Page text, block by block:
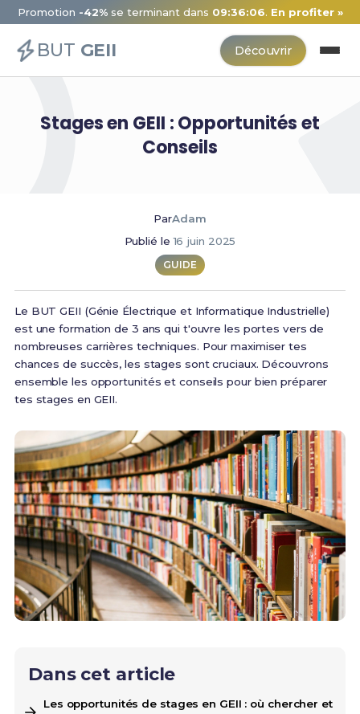
Promotion -42%se terminant dans 09:36:06. En profiter »
BUT GEII Découvrir
Stages en GEII : Opportunités et
Conseils
ParAdam
Publié le16 juin 2025
GUIDE
Le BUT GEII (Génie Électrique et Informatique Industrielle)
est une formation de 3 ans qui t'ouvre les portes vers de
nombreuses carrières techniques. Pour maximiser tes
chances de succès, les stages sont cruciaux. Découvrons
ensemble les opportunités et conseils pour bien préparer
tes stages en GEII.
Dans cet article
Les opportunités de stages en GEII : où chercher et